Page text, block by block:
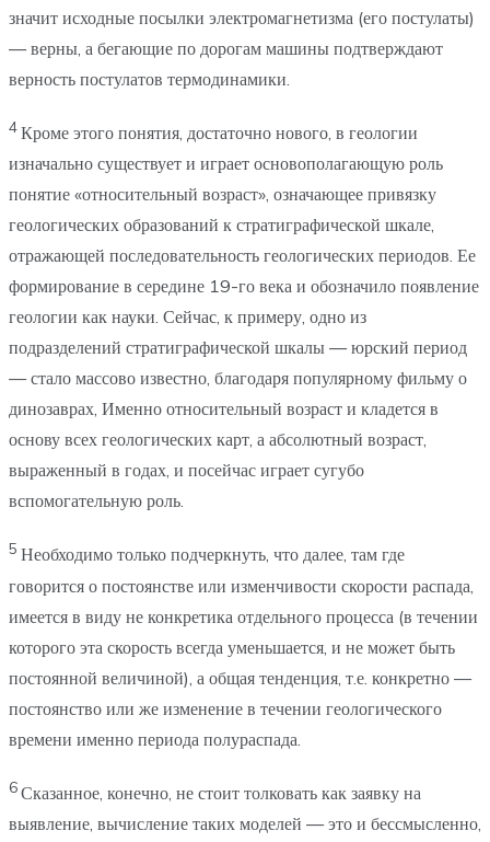
значит исходные посылки электромагнетизма (его постулаты)
— верны, а бегающие по дорогам машины подтверждают
верность постулатов термодинамики.
4Кроме этого понятия, достаточно нового, в геологии
изначально существует и играет основополагающую роль
понятие «относительный возраст», означающее привязку
геологических образований к стратиграфической шкале,
отражающей последовательность геологических периодов. Ее
формирование в середине 19-го века и обозначило появление
геологии как науки. Сейчас, к примеру, одно из
подразделений стратиграфической шкалы — юрский период
— стало массово известно, благодаря популярному фильму о
динозаврах, Именно относительный возраст и кладется в
основу всех геологических карт, а абсолютный возраст,
выраженный в годах, и посейчас играет сугубо
вспомогательную роль.
5 Необходимо только подчеркнуть, что далее, там где
говорится о постоянстве или изменчивости скорости распада,
имеется в виду не конкретика отдельного процесса (в течении
которого эта скорость всегда уменьшается, и не может быть
постоянной величиной), а общая тенденция, т.е. конкретно —
постоянство или же изменение в течении геологического
времени именно периода полураспада.
6Сказанное, конечно, не стоит толковать как заявку на
выявление, вычисление таких моделей — это и бессмысленно,